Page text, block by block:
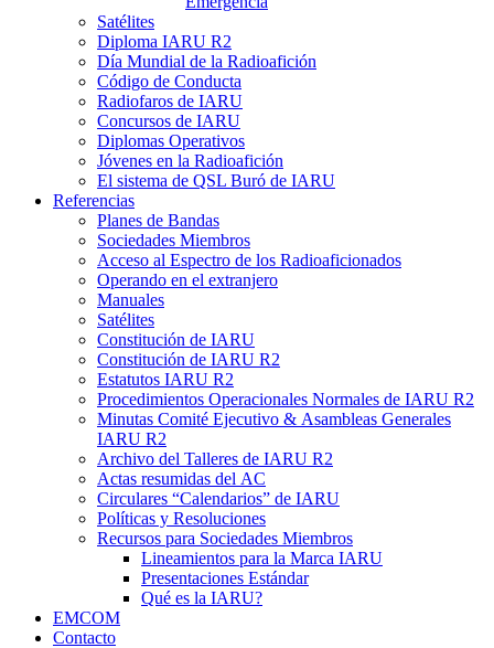
Satélites
Diploma IARU R2
Día Mundial de la Radioafición
Código de Conducta
Radiofaros de IARU
Concursos de IARU
Diplomas Operativos
Jóvenes en la Radioafición
El sistema de QSL Buró de IARU
Referencias
Planes de Bandas
Sociedades Miembros
Acceso al Espectro de los Radioaficionados
Operando en el extranjero
Manuales
Satélites
Constitución de IARU
Constitución de IARU R2
Estatutos IARU R2
Procedimientos Operacionales Normales de IARU R2
Minutas Comité Ejecutivo & Asambleas Generales
IARU R2
Archivo del Talleres de IARU R2
Actas resumidas del AC
Circulares “Calendarios” de IARU
Políticas y Resoluciones
Recursos para Sociedades Miembros
Lineamientos para la Marca IARU
Presentaciones Estándar
Qué es la IARU?
EMCOM
Contacto